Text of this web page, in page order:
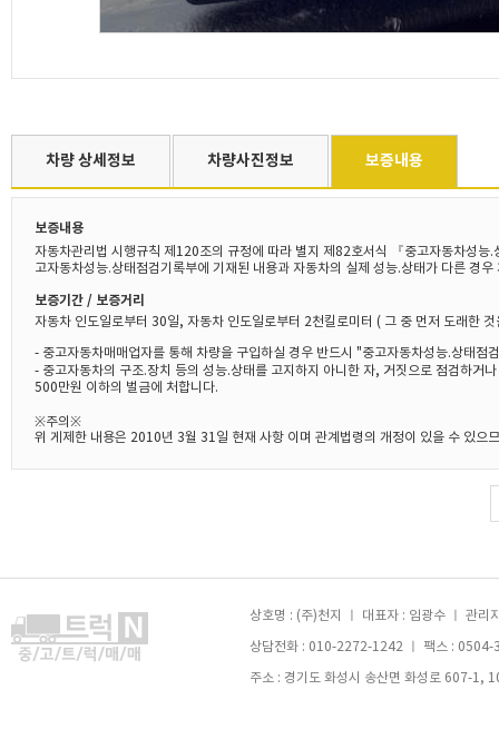
차량 상세정보 차량사진정보 보증내용
보증내용
자동차관리법 시행규칙 제120조의 규정에 따라 별지 제82호서식 『중고자동차성
고자동차성능.상태점검기록부에 기재된 내용과 자동차의 실제 성능.상태가 다른 경
보증기간 / 보증거리
자동차 인도일로부터 30일, 자동차 인도일로부터 2천킬로미터 ( 그 중 먼저 도래한
- 중고자동차매매업자를 통해 차량을 구입하실 경우 반드시 "중고자동차성능.상태
- 중고자동차의 구조.장치 등의 성능.상태를 고지하지 아니한 자, 거짓으로 점검하
500만원 이하의 벌금에 처합니다.
※주의※
위 게제한 내용은 2010년 3월 31일 현재 사항 이며 관계법령의 개정이 있을 수 있으
상호명 : (주)천지 ㅣ 대표자 : 임광수 ㅣ 관
상담전화 : 010-2272-1242 ㅣ 팩스 :
주소 : 경기도 화성시 송산면 화성로 607-